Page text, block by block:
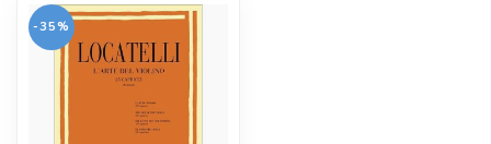
-35%